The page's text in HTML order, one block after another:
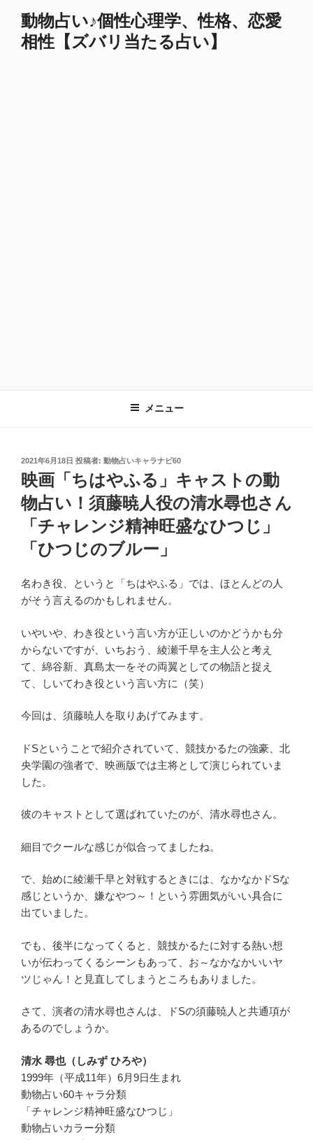
動物占い♪個性心理学、性格、恋愛
相性【ズバリ当たる占い】
メニュー
投
稿
日:
2021年6月18日 投稿者: 動物占いキャラナビ60
映画「ちはやふる」キャストの動
物占い！須藤暁人役の清水尋也さん
「チャレンジ精神旺盛なひつじ」
「ひつじのブルー」
名わき役、というと「ちはやふる」では、ほとんどの人
がそう言えるのかもしれません。
いやいや、わき役という言い方が正しいのかどうかも分
からないですが、いちおう、綾瀬千早を主人公と考え
て、綿谷新、真島太一をその両翼としての物語と捉え
て、しいてわき役という言い方に（笑）
今回は、須藤暁人を取りあげてみます。
ドSということで紹介されていて、競技かるたの強豪、北
央学園の強者で、映画版では主将として演じられていま
した。
彼のキャストとして選ばれていたのが、清水尋也さん。
細目でクールな感じが似合ってましたね。
で、始めに綾瀬千早と対戦するときには、なかなかドSな
感じというか、嫌なやつ～！という雰囲気がいい具合に
出ていました。
でも、後半になってくると、競技かるたに対する熱い想
いが伝わってくるシーンもあって、お～なかなかいいヤ
ツじゃん！と見直してしまうところもありました。
さて、演者の清水尋也さんは、ドSの須藤暁人と共通項が
あるのでしょうか。
清水 尋也（しみず ひろや）
1999年（平成11年）6月9日生まれ
動物占い60キャラ分類
「チャレンジ精神旺盛なひつじ」
動物占いカラー分類